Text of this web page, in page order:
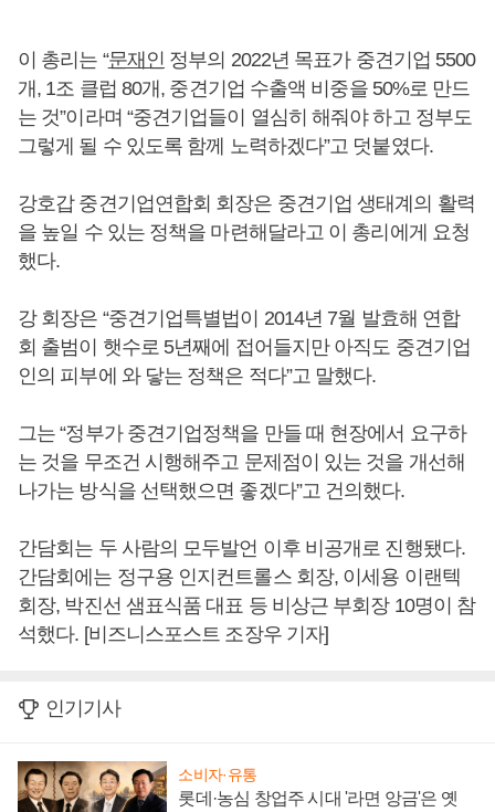
이 총리는 “문재인 정부의 2022년 목표가 중견기업 5500
개, 1조 클럽 80개, 중견기업 수출액 비중을 50%로 만드
는 것”이라며 “중견기업들이 열심히 해줘야 하고 정부도
그렇게 될 수 있도록 함께 노력하겠다”고 덧붙였다.
강호갑 중견기업연합회 회장은 중견기업 생태계의 활력
을 높일 수 있는 정책을 마련해달라고 이 총리에게 요청
했다.
강 회장은 “중견기업특별법이 2014년 7월 발효해 연합
회 출범이 햇수로 5년째에 접어들지만 아직도 중견기업
인의 피부에 와 닿는 정책은 적다”고 말했다.
그는 “정부가 중견기업정책을 만들 때 현장에서 요구하
는 것을 무조건 시행해주고 문제점이 있는 것을 개선해
나가는 방식을 선택했으면 좋겠다”고 건의했다.
간담회는 두 사람의 모두발언 이후 비공개로 진행됐다.
간담회에는 정구용 인지컨트롤스 회장, 이세용 이랜텍
회장, 박진선 샘표식품 대표 등 비상근 부회장 10명이 참
석했다. [비즈니스포스트 조장우 기자]
인기기사
소비자·유통
롯데·농심 창업주 시대 '라면 앙금'은 옛